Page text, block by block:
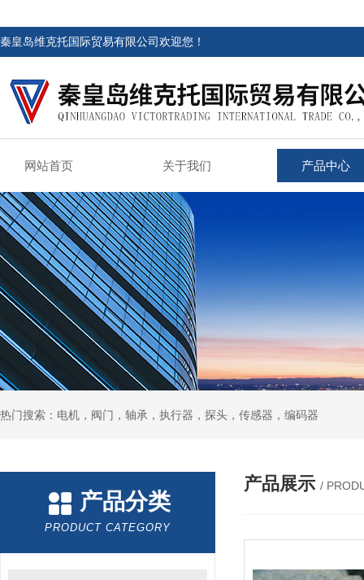
秦皇岛维克托国际贸易有限公司欢迎您！
网站首页 关于我们 产品中心
热门搜索：电机，阀门，轴承，执行器，探头，传感器，编码器
产品分类
PRODUCT CATEGORY
产品展示 /